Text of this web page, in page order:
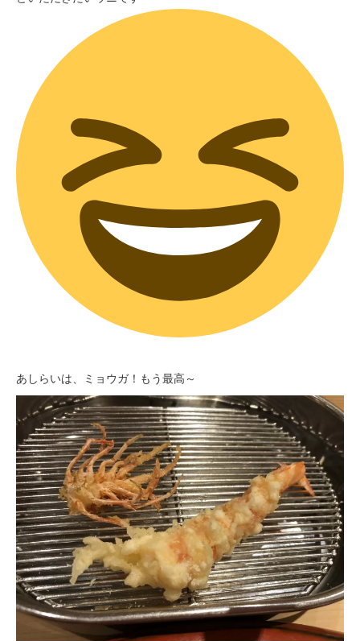
あしらいは、ミョウガ！もう最高～